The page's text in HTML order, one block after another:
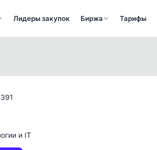
Лидеры закупок Биржа Тарифы
и IT